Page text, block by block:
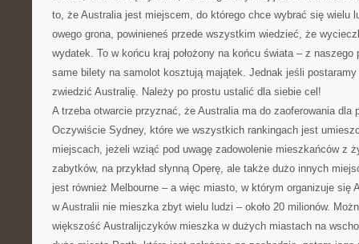
to, że Australia jest miejscem, do którego chce wybrać się wielu
owego grona, powinieneś przede wszystkim wiedzieć, że
wydatek. To w końcu kraj położony na końcu świata – z naszego
same bilety na samolot kosztują majątek. Jednak jeśli
zwiedzić Australię. Należy po prostu ustalić dla siebie cel!
A trzeba otwarcie przyznać, że Australia ma do zaoferowania dla
Oczywiście Sydney, które we wszystkich rankingach jest
miejscach, jeżeli wziąć pod uwagę zadowolenie mieszkańców z
zabytków, na przykład słynną Operę, ale także dużo innych
jest również Melbourne – a więc miasto, w którym organizuje się
w Australii nie mieszka zbyt wielu ludzi – około 20 milionów.
większość Australijczyków mieszka w dużych miastach na